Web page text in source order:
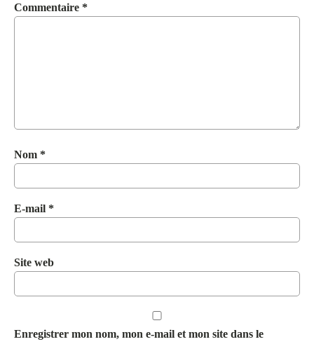
Commentaire *
Nom *
E-mail *
Site web
Enregistrer mon nom, mon e-mail et mon site dans le